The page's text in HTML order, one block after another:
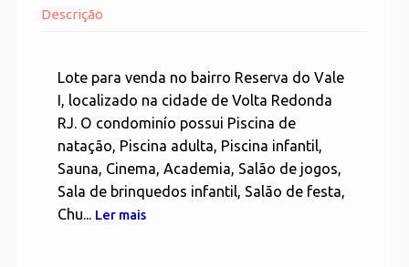
Descrição
Lote para venda no bairro Reserva do Vale
I, localizado na cidade de Volta Redonda
RJ. O condominío possui Piscina de
natação, Piscina adulta, Piscina infantil,
Sauna, Cinema, Academia, Salão de jogos,
Sala de brinquedos infantil, Salão de festa,
Chu... Ler mais